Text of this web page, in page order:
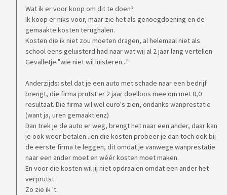
Wat ik er voor koop om dit te doen?
Ik koop er niks voor, maar zie het als genoegdoening en de
gemaakte kosten terughalen.
Kosten die ik niet zou moeten dragen, al helemaal niet als
school eens geluisterd had naar wat wij al 2 jaar lang vertellen
Gevalletje "wie niet wil luisteren..."
Anderzijds: stel dat je een auto met schade naar een bedrijf
brengt, die firma prutst er 2 jaar doelloos mee om met 0,0
resultaat. Die firma wil wel euro's zien, ondanks wanprestatie
(want ja, uren gemaakt enz)
Dan trek je de auto er weg, brengt het naar een ander, daar kan
je ook weer betalen...en die kosten probeer je dan toch ook bij
de eerste firma te leggen, dit omdat je vanwege wanprestatie
naar een ander moet en wéér kosten moet maken.
En voor die kosten wil jij niet opdraaien omdat een ander het
verprutst.
Zo zie ik 't.